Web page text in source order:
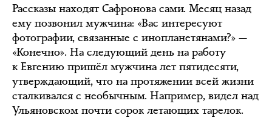
Рассказы находят Сафронова сами. Месяц назад
ему позвонил мужчина: «Вас интересуют
фотографии, связанные с инопланетянами?» —
«Конечно». На следующий день на работу
к Евгению пришёл мужчина лет пятидесяти,
утверждающий, что на протяжении всей жизни
сталкивался с необычным. Например, видел над
Ульяновском почти сорок летающих тарелок.